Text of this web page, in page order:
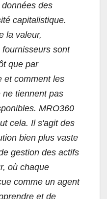
des
capitalistique.
la valeur,
sont
que par
et comment les
tiennent pas
MRO360
cela. Il s'agit des
bien plus vaste
gestion des actifs
où chaque
comme un agent
et de